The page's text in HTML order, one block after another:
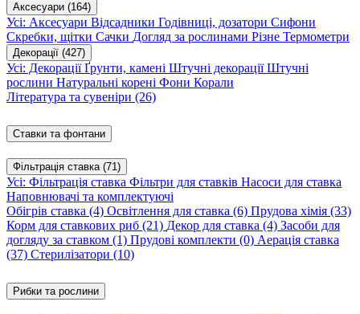
Аксесуари (164)
Усі: Аксесуари Відсадники Годівниці, дозатори Сифони
Скребки, щітки Сачки Догляд за рослинами Різне Термометри
Декорації (427)
Усі: ДекораціїҐрунти, камені Штучні декораціїШтучні
рослини Натуральні корені Фони Корали
Література та сувеніри (26)
Ставки та фонтани
Фільтрація ставка (71)
Усі: Фільтрація ставка Фільтри для ставків Насоси для ставка
Наповнювачі та комплектуючі
Обігрів ставка (4) Освітлення для ставка (6) Прудова хімія (33)
Корм для ставкових риб (21) Декор для ставка (4) Засоби для
догляду за ставком (1) Прудові комплекти (0) Аерація ставка
(37) Стерилізатори (10)
Рибки та рослини